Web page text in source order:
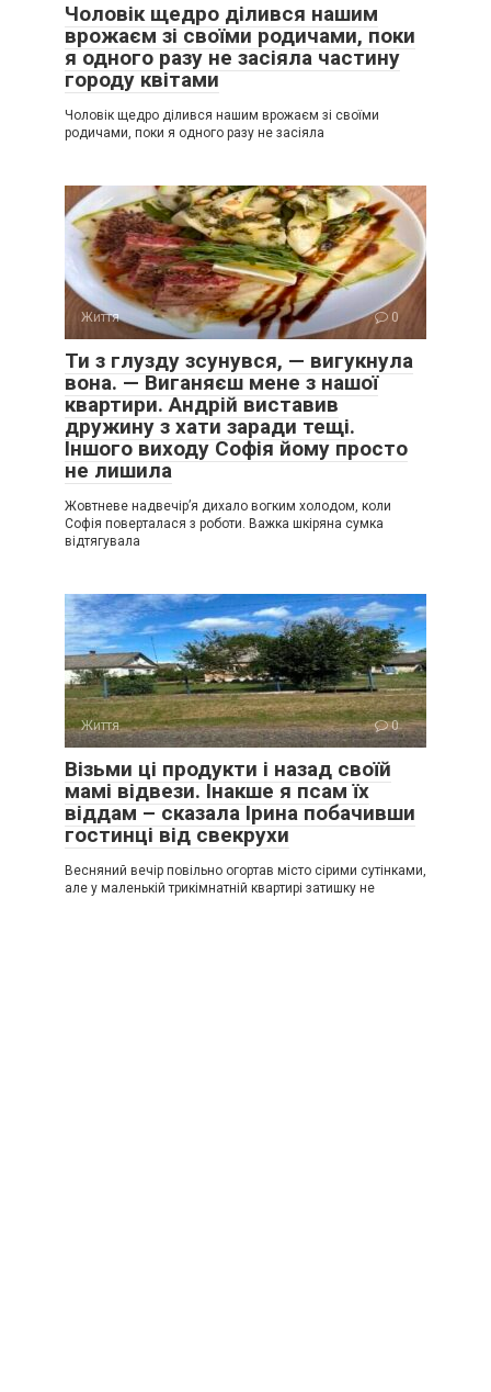
Чоловік щедро ділився нашим
врожаєм зі своїми родичами, поки
я одного разу не засіяла частину
городу квітами
Чоловік щедро ділився нашим врожаєм зі своїми
родичами, поки я одного разу не засіяла
Життя 0
Ти з глузду зсунувся, — вигукнула
вона. — Виганяєш мене з нашої
квартири. Андрій виставив
дружину з хати заради тещі.
Іншого виходу Софія йому просто
не лишила
Жовтневе надвечір’я дихало вогким холодом, коли
Софія поверталася з роботи. Важка шкіряна сумка
відтягувала
Життя 0
Візьми ці продукти і назад своїй
мамі відвези. Інакше я псам їх
віддам – сказала Ірина побачивши
гостинці від свекрухи
Весняний вечір повільно огортав місто сірими сутінками,
але у маленькій трикімнатній квартирі затишку не